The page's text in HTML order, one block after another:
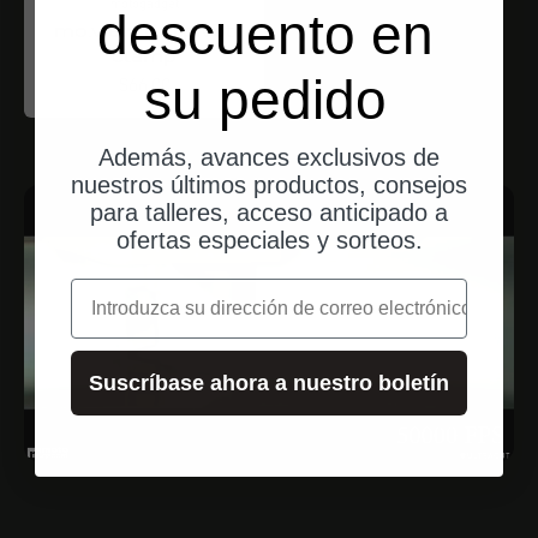
mo.view flip pivot
clamp
Angebot
$66.00
descuento en
su pedido
Además, avances exclusivos de
nuestros últimos productos, consejos
para talleres, acceso anticipado a
ofertas especiales y sorteos.
correo electrónico
Suscríbase ahora a nuestro boletín